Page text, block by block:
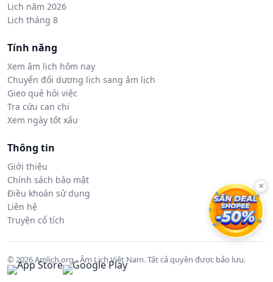
Lịch năm 2026
Lịch tháng 8
Tính năng
Xem âm lịch hôm nay
Chuyển đổi dương lịch sang âm lịch
Gieo quẻ hỏi việc
Tra cứu can chi
Xem ngày tốt xấu
Thông tin
Giới thiệu
Chính sách bảo mật
Điều khoản sử dụng
Liên hệ
Truyện cổ tích
© 2026 Amlich.org - Âm Lịch Việt Nam. Tất cả quyền được bảo lưu.
×